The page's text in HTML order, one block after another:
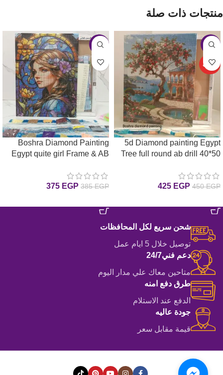
منتجات ذات صلة
-6%
حصري
5d Diamond painting Egypt
Tree full round ab drill 40*50
450EGP
425 EGP
-3%
Boshra Diamond Painting
Egypt quite girl Frame & AB
30*40cm لوحة ماسية البنت
الهدئة بإطار خشب و دايموند إيه
385EGP
375 EGP
شحن سريع لكل المحافظات
توصيل خلال 5 ايام عمل
دعم فني24/7
متاحين معاك علي مدار اليوم
طرق دفع امنه
الدفع عند الاستلام
جودة عاليه
قيمة مقابل سعر